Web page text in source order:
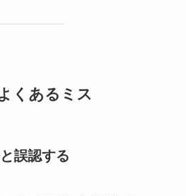
くあるミス
誤認する